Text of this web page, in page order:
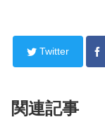
Twitter
関連記事